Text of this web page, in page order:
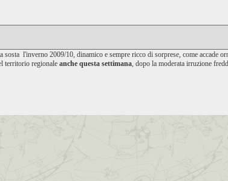
sosta l'inverno 2009/10, dinamico e sempre ricco di sorprese, come accade
territorio regionaleanche questa settimana, dopo la moderata irruzione